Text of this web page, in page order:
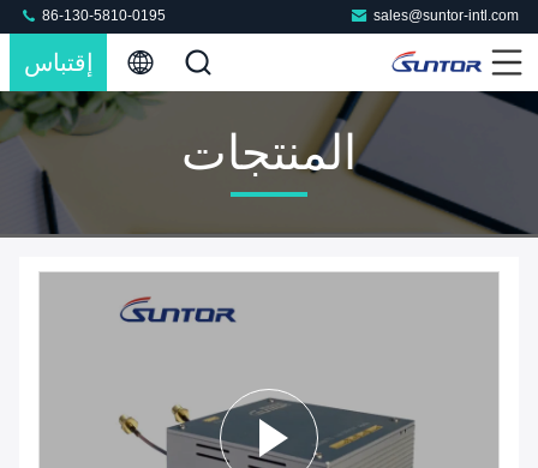
sales@suntor-intl.com
86-130-5810-0195
إقتباس
المنتجات